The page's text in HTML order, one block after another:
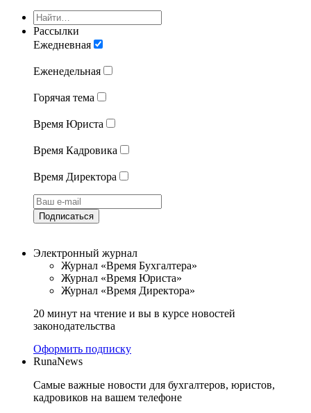
Рассылки
Ежедневная
Еженедельная
Горячая тема
Время Юриста
Время Кадровика
Время Директора
Подписаться
Электронный журнал
Журнал «Время Бухгалтера»
Журнал «Время Юриста»
Журнал «Время Директора»
20 минут на чтение и вы в курсе новостей
законодательства
Оформить подписку
RunaNews
Самые важные новости для бухгалтеров, юристов,
кадровиков на вашем телефоне